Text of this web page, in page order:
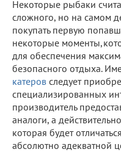
Некоторые рыбаки
сложного, но на самом
покупать первую
некоторые
для обеспечения
безопасного отдыха.
катеров следует
специализированных
производитель
аналоги, а
которая будет
абсолютно адекватной